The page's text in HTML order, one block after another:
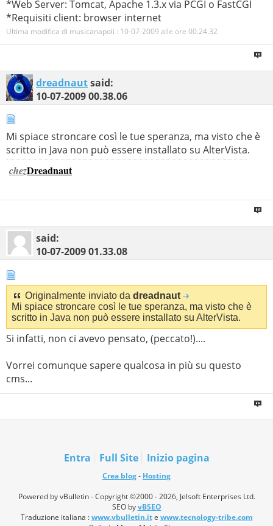
*Web Server: Tomcat, Apache 1.3.x via PCGI o FastCGI
*Requisiti client: browser internet
Ultima modifica di musicanapoli : 10-07-2009 alle ore 00.24.32
dreadnautsaid:
10-07-200900.38.06
Mi spiace stroncare così le tue speranza, ma visto che è
scritto in Java non può essere installato su AlterVista.
chezDreadnaut
said:
10-07-200901.33.08
Originalmente inviato da dreadnaut
Mi spiace stroncare così le tue speranza, ma visto che è
scritto in Java non può essere installato su AlterVista.
Si infatti, non ci avevo pensato, (peccato!)....
Vorrei comunque sapere qualcosa in più su questo
cms...
Entra Full Site Inizio pagina
Crea blog- Hosting
Powered by vBulletin - Copyright ©2000 - 2026, Jelsoft Enterprises Ltd.
SEO byvBSEO
Traduzione italiana :www.vbulletin.ite www.tecnology-tribe.com